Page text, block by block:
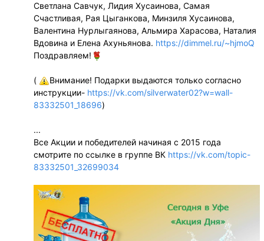
Светлана Савчук, Лидия Хусаинова, Самая
Счастливая, Рая Цыганкова, Минзиля Хусаинова,
Валентина Нурлыгаянова, Альмира Харасова, Наталия
Вдовина и Елена Ахуньянова. https://dimmel.ru/~hjmoQ
Поздравляем!
(
Внимание! Подарки выдаются только согласно
инструкции- https://vk.com/silverwater02?w=wall-
83332501_18696)
...
Все Акции и победителей начиная с 2015 года
смотрите по ссылке в группе ВК https://vk.com/topic-
83332501_32699034